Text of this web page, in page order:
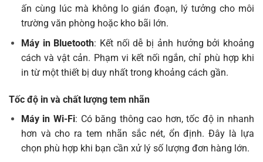
ấn cùng lúc mà không lo gián đoạn, lý tưởng cho môi
trường văn phòng hoặc kho bãi lớn.
Máy in Bluetooth: Kết nối dễ bị ảnh hưởng bởi khoảng
cách và vật cản. Phạm vi kết nối ngắn, chỉ phù hợp khi
in từ một thiết bị duy nhất trong khoảng cách gần.
Tốc độ in và chất lượng tem nhãn
Máy in Wi-Fi: Có băng thông cao hơn, tốc độ in nhanh
hơn và cho ra tem nhãn sắc nét, ổn định. Đây là lựa
chọn phù hợp khi bạn cần xử lý số lượng đơn hàng lớn.